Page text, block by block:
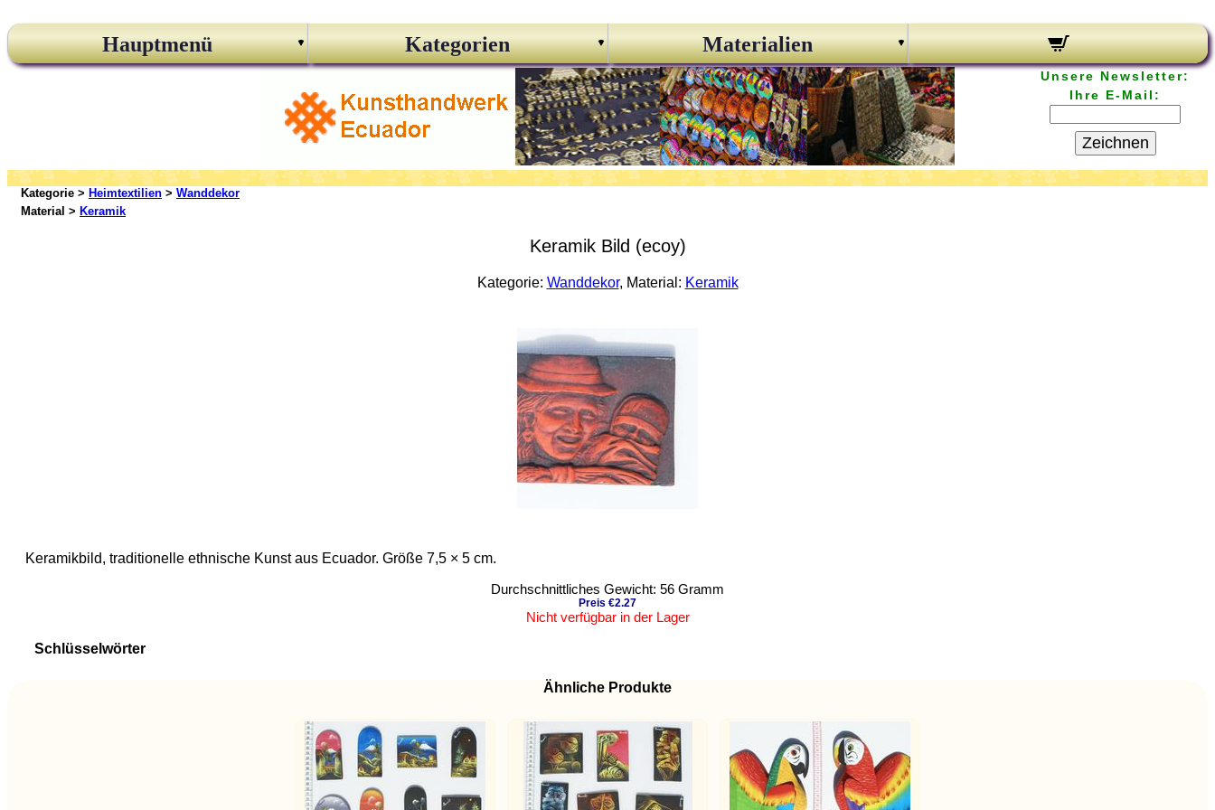
Hauptmenü Kategorien Materialien
Unsere Newsletter:
Ihre E-Mail:
Zeichnen
Kategorie > Heimtextilien > Wanddekor
Material > Keramik
Keramik Bild (ecoy)
Kategorie: Wanddekor, Material: Keramik
Keramikbild, traditionelle ethnische Kunst aus Ecuador. Größe 7,5 × 5 cm.
Durchschnittliches Gewicht: 56 Gramm
Preis €2.27
Nicht verfügbar in der Lager
Schlüsselwörter
Ähnliche Produkte